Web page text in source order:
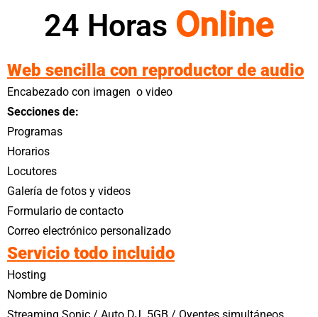
24 Horas nlineS
Web sencilla con reproductor de audio
Encabezado con imagen o video
Secciones de:
Programas
Horarios
Locutores
Galería de fotos y videos
Formulario de contacto
Correo electrónico personalizado
Servicio todo incluido
Hosting
Nombre de Dominio